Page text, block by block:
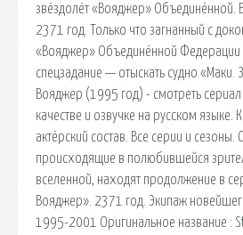
звёздолёт «Вояджер»
2371 год. Только что загнанный с
«Вояджер» Объединённой Федерации
спецзадание — отыскать судно «Маки.
Вояджер (1995 год) - смотреть
качестве и озвучке на русском языке.
актёрский состав. Все серии и сезоны.
происходящие в полюбившейся
вселенной, находят продолжение в
Вояджер». 2371 год. Экипаж
1995-2001 Оригинальное название :